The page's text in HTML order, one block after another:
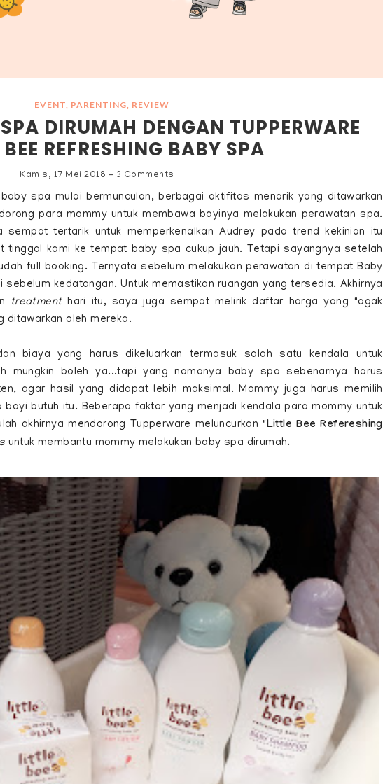
EVENT, PARENTING, REVIEW
DIRUMAH DENGAN TUPPERWARE
REFRESHING BABY SPA
Kamis, 17 Mei 2018 - 3 Comments
spa mulai bermunculan, berbagai aktifitas menarik yang ditawarkan
para mommy untuk membawa bayinya melakukan perawatan spa.
tertarik untuk memperkenalkan Audrey pada trend kekinian itu
tinggal kami ke tempat baby spa cukup jauh. Tetapi sayangnya setelah
full booking. Ternyata sebelum melakukan perawatan di tempat Baby
kedatangan. Untuk memastikan ruangan yang tersedia. Akhirnya
treatmenthari itu, saya juga sempat melirik daftar harga yang "agak
ditawarkan oleh mereka.
biaya yang harus dikeluarkan termasuk salah satu kendala untuk
mungkin boleh ya...tapi yang namanya baby spa sebenarnya harus
agar hasil yang didapat lebih maksimal. Mommy juga harus memilih
butuh itu. Beberapa faktor yang menjadi kendala para mommy untuk
akhirnya mendorong Tupperware meluncurkan"Little Bee Refereshing
untuk membantu mommy melakukan baby spa dirumah.